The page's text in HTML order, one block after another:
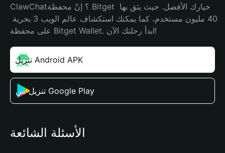
ClawChat؟ إنّ محفظة Bitget خيارك الأفضل. حيث يثق بها
على محفظة Bitget Wallet. ابدأ رحلتك الآن!
تنزيل Android APK
تنزيل من Google Play
الأسئلة الشائعة